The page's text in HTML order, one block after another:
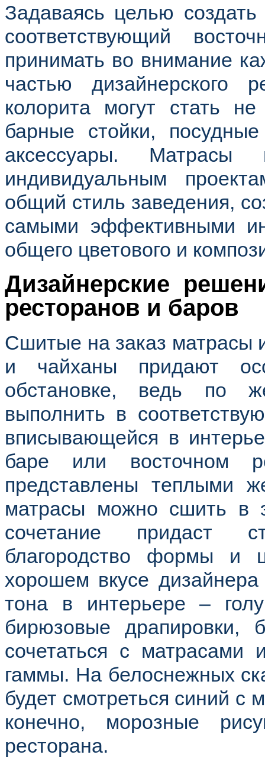
Задаваясь целью
соответствующий
принимать во внимание
частью дизайнерского
колорита могут стать
барные стойки,
аксессуары.
индивидуальным
общий стиль заведения,
самыми эффективными
общего цветового и
Дизайнерские
ресторанов и баров
Сшитые на заказ матрасы
и чайханы придают
обстановке, ведь по
выполнить в
вписывающейся в
баре или восточном
представлены теплыми
матрасы можно сшить в
сочетание придаст
благородство формы и
хорошем вкусе
тона в интерьере –
бирюзовые драпировки,
сочетаться с
гаммы. На белоснежных
будет смотреться синий с
конечно, морозные
ресторана.